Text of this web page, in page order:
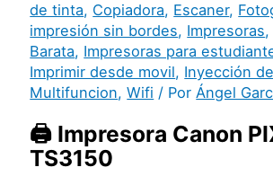
de tinta, Copiadora, Escaner,
impresión sin bordes, Impresoras,
Barata, Impresoras para
Imprimir desde movil, Inyección
Multifuncion,Wifi / PorÁngel
🖨️ Impresora Canon
TS3150